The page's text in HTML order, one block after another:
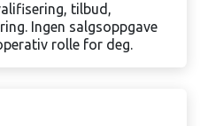
tilbud,
Ingen salgsoppgave
rolle for deg.